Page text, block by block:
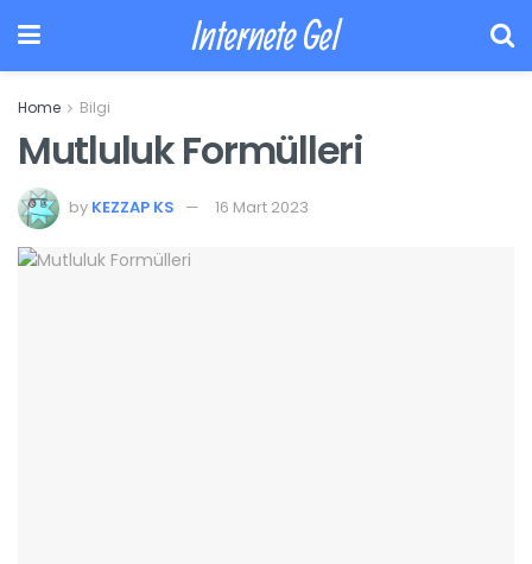
Internete Gel
Home Bilgi
Mutluluk Formülleri
by KEZZAP KS 16 Mart 2023